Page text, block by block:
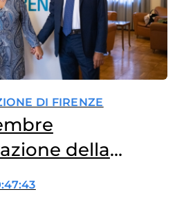
DI FIRENZE
della
di Firenze